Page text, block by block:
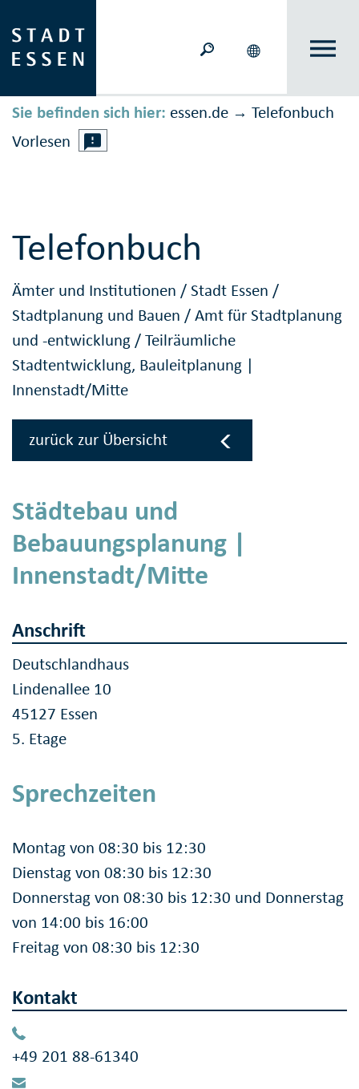
Sie befinden sich hier: essen.de → Telefonbuch
Vorlesen
Telefonbuch
Ämter und Institutionen /Stadt Essen /
Stadtplanung und Bauen /Amt für Stadtplanung
und -entwicklung /Teilräumliche
Stadtentwicklung, Bauleitplanung |
Innenstadt/Mitte
zurück zur Übersicht
Städtebau und
Bebauungsplanung |
Innenstadt/Mitte
Anschrift
Deutschlandhaus
Lindenallee 10
45127 Essen
5. Etage
Sprechzeiten
Montag von 08:30 bis 12:30
Dienstag von 08:30 bis 12:30
Donnerstag von 08:30 bis 12:30 und Donnerstag
von 14:00 bis 16:00
Freitag von 08:30 bis 12:30
Kontakt
+49 201 88-61340